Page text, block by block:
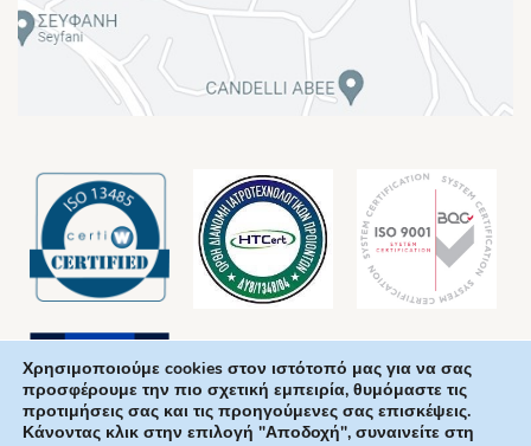
Χρησιμοποιούμε cookies στον ιστότοπό μας για να σας
προσφέρουμε την πιο σχετική εμπειρία, θυμόμαστε τις
προτιμήσεις σας και τις προηγούμενες σας επισκέψεις.
Κάνοντας κλικ στην επιλογή "Αποδοχή", συναινείτε στη